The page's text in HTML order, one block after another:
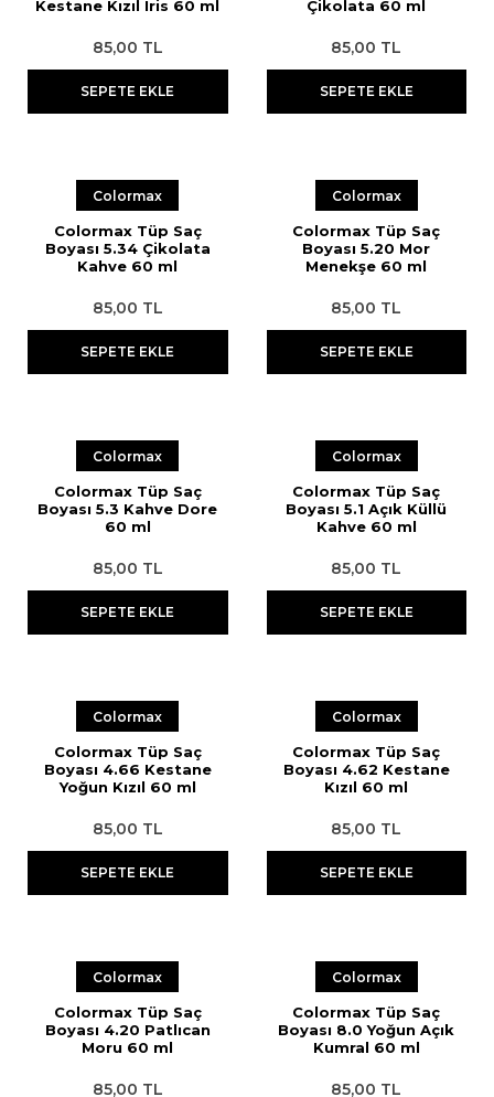
Kestane Kızıl Iris 60 ml
85,00 TL
SEPETE EKLE
Çikolata 60 ml
85,00 TL
SEPETE EKLE
Colormax
Colormax Tüp Saç
Boyası 5.34 Çikolata
Kahve 60 ml
85,00 TL
SEPETE EKLE
Colormax
Colormax Tüp Saç
Boyası 5.20 Mor
Menekşe 60 ml
85,00 TL
SEPETE EKLE
Colormax
Colormax Tüp Saç
Boyası 5.3 Kahve Dore
60 ml
85,00 TL
SEPETE EKLE
Colormax
Colormax Tüp Saç
Boyası 5.1 Açık Küllü
Kahve 60 ml
85,00 TL
SEPETE EKLE
Colormax
Colormax Tüp Saç
Boyası 4.66 Kestane
Yoğun Kızıl 60 ml
85,00 TL
SEPETE EKLE
Colormax
Colormax Tüp Saç
Boyası 4.62 Kestane
Kızıl 60 ml
85,00 TL
SEPETE EKLE
Colormax
Colormax Tüp Saç
Boyası 4.20 Patlıcan
Moru 60 ml
85,00 TL
Colormax
Colormax Tüp Saç
Boyası 8.0 Yoğun Açık
Kumral 60 ml
85,00 TL